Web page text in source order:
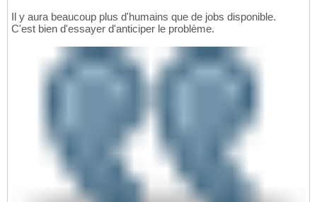
Il y aura beaucoup plus d'humains que de jobs disponible.
C'est bien d'essayer d'anticiper le problème.